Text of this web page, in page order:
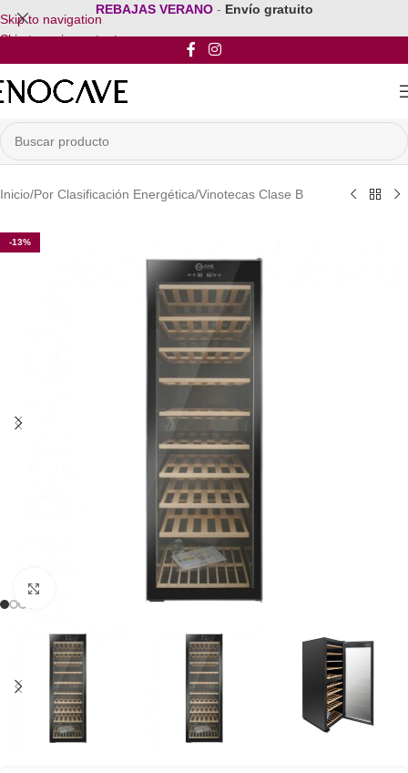
Skip to navigation
Skip to main content
REBAJAS VERANO - Envío gratuito
Inicio/Por Clasificación Energética/Vinotecas Clase B
-13%